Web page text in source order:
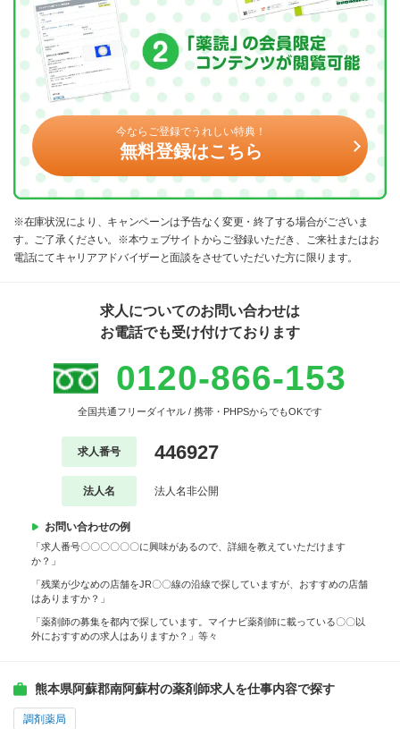
今ならご登録でうれしい特典！
無料登録はこちら
※在庫状況により、キャンペーンは予告なく変更・終了する場合がございま
す。ご了承ください。※本ウェブサイトからご登録いただき、ご来社またはお
電話にてキャリアアドバイザーと面談をさせていただいた方に限ります。
求人についてのお問い合わせは
お電話でも受け付けております
0120-866-153
全国共通フリーダイヤル / 携帯・PHPSからでもOKです
求人番号 446927
法人名 法人名非公開
お問い合わせの例
「求人番号〇〇〇〇〇〇に興味があるので、詳細を教えていただけます
か？」
「残業が少なめの店舗をJR〇〇線の沿線で探していますが、おすすめの店舗
はありますか？」
「薬剤師の募集を都内で探しています。マイナビ薬剤師に載っている〇〇以
外におすすめの求人はありますか？」等々
熊本県阿蘇郡南阿蘇村の薬剤師求人を仕事内容で探す
調剤薬局